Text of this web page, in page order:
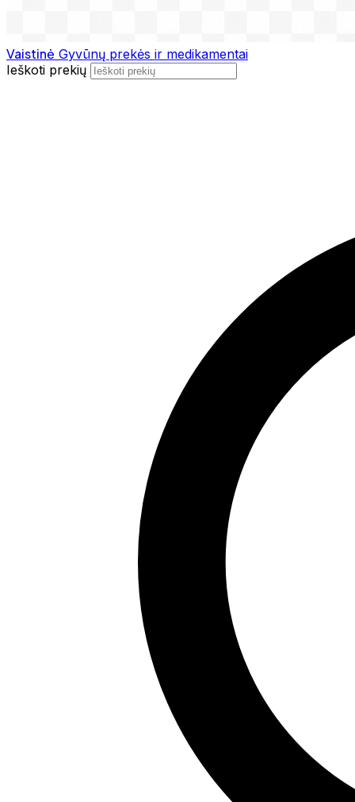
Vaistinė Gyvūnų prekės ir medikamentai
Ieškoti prekių